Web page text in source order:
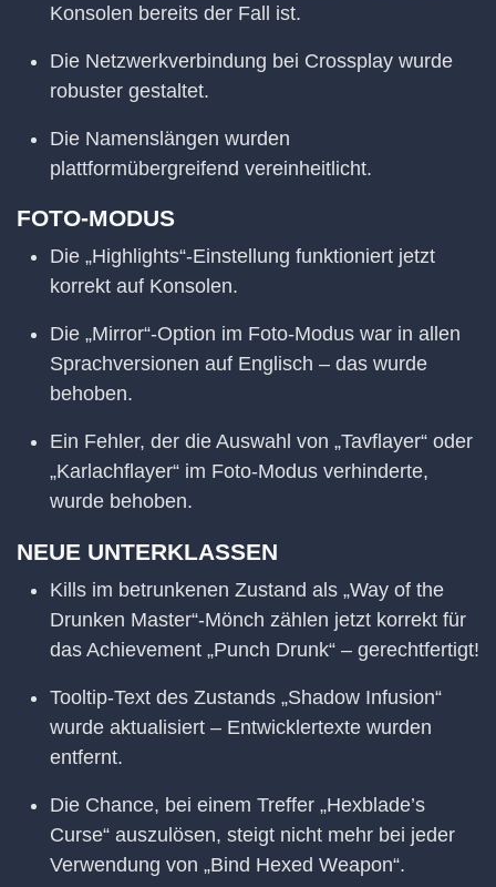
Konsolen bereits der Fall ist.
Die Netzwerkverbindung bei Crossplay wurde
robuster gestaltet.
Die Namenslängen wurden
plattformübergreifend vereinheitlicht.
FOTO-MODUS
Die „Highlights“-Einstellung funktioniert jetzt
korrekt auf Konsolen.
Die „Mirror“-Option im Foto-Modus war in allen
Sprachversionen auf Englisch – das wurde
behoben.
Ein Fehler, der die Auswahl von „Tavflayer“ oder
„Karlachflayer“ im Foto-Modus verhinderte,
wurde behoben.
NEUE UNTERKLASSEN
Kills im betrunkenen Zustand als „Way of the
Drunken Master“-Mönch zählen jetzt korrekt für
das Achievement „Punch Drunk“ – gerechtfertigt!
Tooltip-Text des Zustands „Shadow Infusion“
wurde aktualisiert – Entwicklertexte wurden
entfernt.
Die Chance, bei einem Treffer „Hexblade’s
Curse“ auszulösen, steigt nicht mehr bei jeder
Verwendung von „Bind Hexed Weapon“.